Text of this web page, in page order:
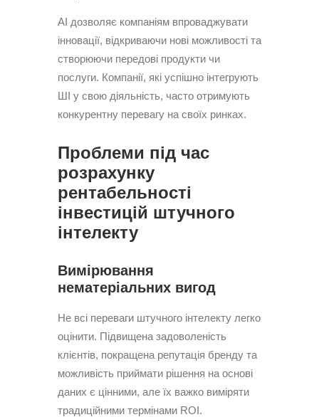
AI дозволяє компаніям впроваджувати
інновації, відкриваючи нові можливості та
створюючи передові продукти чи
послуги. Компанії, які успішно інтегрують
ШІ у свою діяльність, часто отримують
конкурентну перевагу на своїх ринках.
Проблеми під час
розрахунку
рентабельності
інвестицій штучного
інтелекту
Вимірювання
нематеріальних вигод
Не всі переваги штучного інтелекту легко
оцінити. Підвищена задоволеність
клієнтів, покращена репутація бренду та
можливість приймати рішення на основі
даних є цінними, але їх важко виміряти
традиційними термінами ROI.